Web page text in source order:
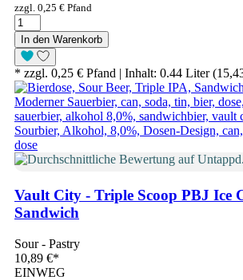
zzgl. 0,25 € Pfand
In den Warenkorb
* zzgl. 0,25 € Pfand | Inhalt: 0.44 Liter
Vault City - Triple Scoop PBJ Ice
Sandwich
Sour - Pastry
10,89 €*
EINWEG